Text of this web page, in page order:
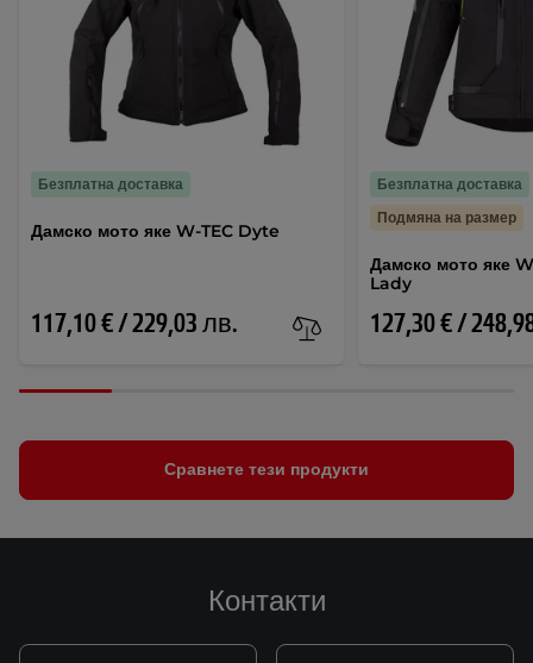
Дамско мото яке W-TEC Dyte
117,10 € / 229,03 лв.
Безплатна доставка
Дамско мото яке
Lady
127,30 € /
Безплатна доставка
Подмяна на размер
Сравнете тези продукти
Контакти